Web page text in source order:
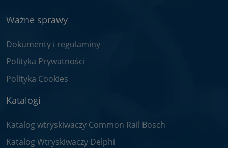
Ważne sprawy
Dokumenty i regulaminy
Polityka Prywatności
Polityka Cookies
Katalogi
Katalog wtryskiwaczy Common Rail Bosch
Katalog Wtryskiwaczy Delphi